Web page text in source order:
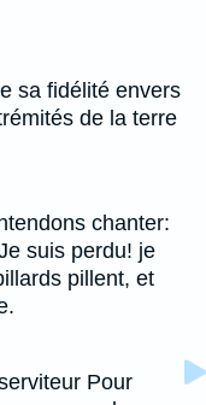
sa fidélité envers
de la terre
chanter:
suis perdu! je
pillent, et
Pour